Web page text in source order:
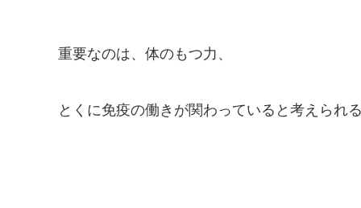
重要なのは、体のもつ力、
とくに免疫の働きが関わっていると考えられる